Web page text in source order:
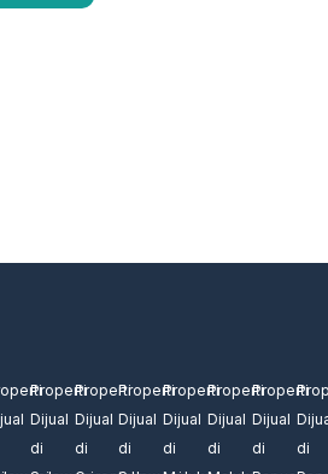
Properti
Dijual
di
Properti
Dijual
di
Properti
Dijual
di
Properti
Dijual
di
Properti
Dijual
di
Properti
Dijual
di
di